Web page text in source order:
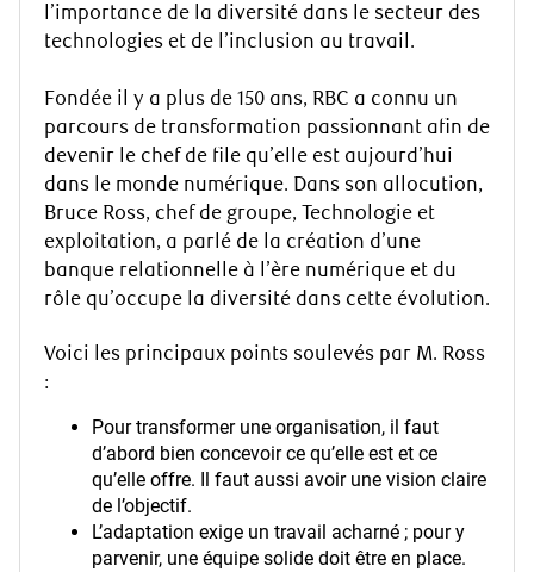
l’importance de la diversité dans le secteur des
technologies et de l’inclusion au travail.
Fondée il y a plus de 150 ans, RBC a connu un
parcours de transformation passionnant afin de
devenir le chef de file qu’elle est aujourd’hui
dans le monde numérique. Dans son allocution,
Bruce Ross, chef de groupe, Technologie et
exploitation, a parlé de la création d’une
banque relationnelle à l’ère numérique et du
rôle qu’occupe la diversité dans cette évolution.
Voici les principaux points soulevés par M. Ross
:
Pour transformer une organisation, il faut
d’abord bien concevoir ce qu’elle est et ce
qu’elle offre. Il faut aussi avoir une vision claire
de l’objectif.
L’adaptation exige un travail acharné ; pour y
parvenir, une équipe solide doit être en place.